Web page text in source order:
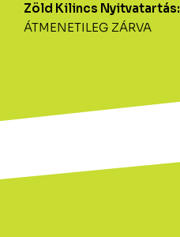
Zöld Kilincs Nyitvatartás:
ÁTMENETILEG ZÁRVA